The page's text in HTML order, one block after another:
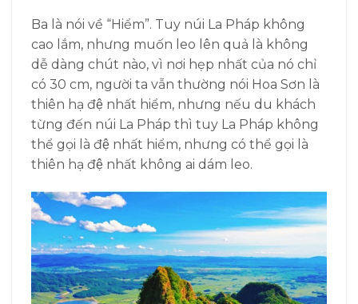
Ba là nói về “Hiểm”. Tuy núi La Pháp không
cao lắm, nhưng muốn leo lên quả là không
dễ dàng chút nào, vì nơi hẹp nhất của nó chỉ
có 30 cm, người ta vẫn thường nói Hoa Sơn là
thiên hạ đệ nhất hiểm, nhưng nếu du khách
từng đến núi La Pháp thì tuy La Pháp không
thể gọi là đệ nhất hiểm, nhưng có thể gọi là
thiên hạ đệ nhất không ai dám leo.